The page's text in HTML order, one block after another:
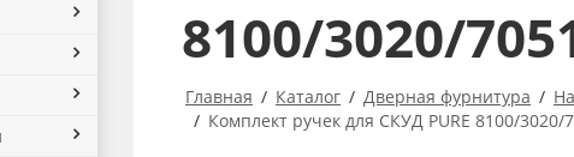
Возврат8100/3020/
Главная Каталог Дверная фурнитура
Комплект ручек для СКУД PURE 8100/3020/